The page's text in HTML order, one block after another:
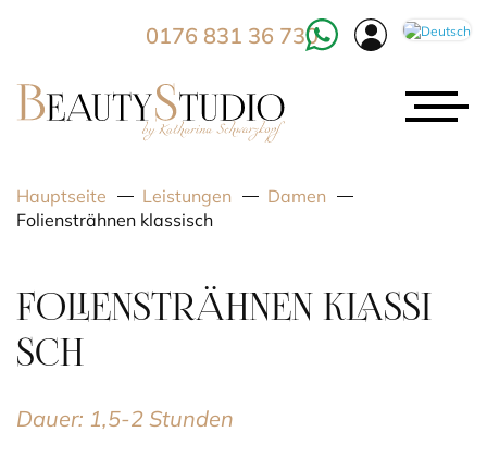
0176 831 36 730
Hauptseite Leistungen
Damen
Foliensträhnen klassisch
FOLIENSTRÄHNEN KLASSI
SCH
Dauer: 1,5-2 Stunden